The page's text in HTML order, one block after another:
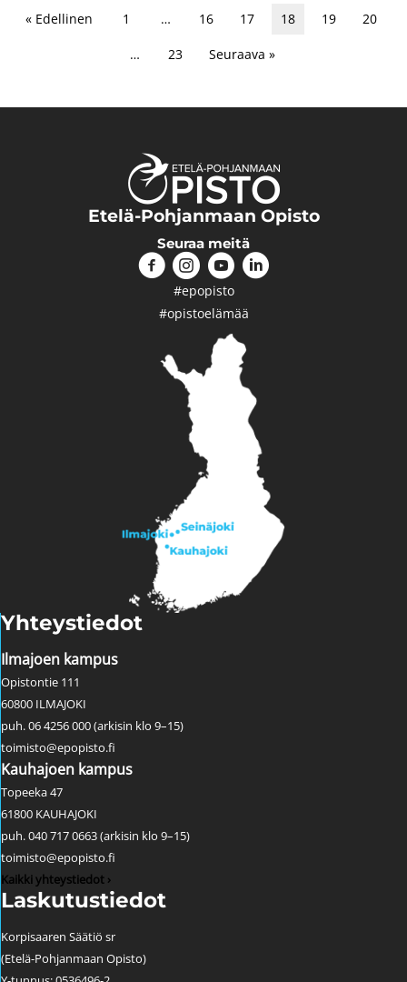
« Edellinen 1 … 16 17 18 19 20
… 23 Seuraava »
Etelä-Pohjanmaan Opisto
Seuraa meitä
#epopisto
#opistoelämää
Yhteystiedot
Ilmajoen kampus
Opistontie 111
60800 ILMAJOKI
puh. 06 4256 000 (arkisin klo 9–15)
toimisto@epopisto.fi
Kauhajoen kampus
Topeeka 47
61800 KAUHAJOKI
puh. 040 717 0663 (arkisin klo 9–15)
toimisto@epopisto.fi
Kaikki yhteystiedot ›
Laskutustiedot
Korpisaaren Säätiö sr
(Etelä-Pohjanmaan Opisto)